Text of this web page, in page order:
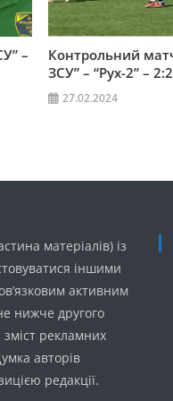
–
Контрольний
ЗСУ” – “Рух-2” – 2:2
27.02.2024
матеріалів) із
іншими
активним
нижче другого
зміст рекламних
авторів
редакції.